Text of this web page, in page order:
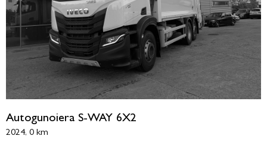
Autogunoiera S-WAY 6X2
2024, 0 km